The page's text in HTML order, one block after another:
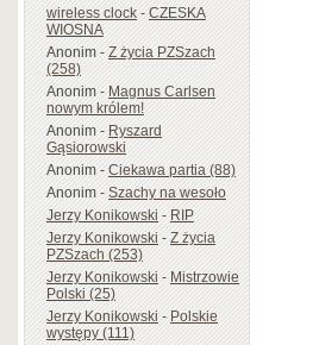
wireless clock-CZESKA
WIOSNA
Anonim-Z życia PZSzach
(258)
Anonim-Magnus Carlsen
nowym królem!
Anonim-Ryszard
Gąsiorowski
Anonim-Ciekawa partia (88)
Anonim-Szachy na wesoło
Jerzy Konikowski-RIP
Jerzy Konikowski-Z życia
PZSzach (253)
Jerzy Konikowski-Mistrzowie
Polski (25)
Jerzy Konikowski-Polskie
występy (111)